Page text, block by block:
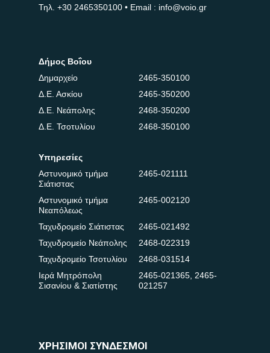
Τηλ. +30 2465350100 • Email : info@voio.gr
Δήμος Βοΐου
Δημαρχείο
2465-350100
Δ.Ε. Ασκίου
2465-350200
Δ.Ε. Νεάπολης
2468-350200
Δ.Ε. Τσοτυλίου
2468-350100
Υπηρεσίες
Αστυνομικό τμήμα
Σιάτιστας
2465-021111
Αστυνομικό τμήμα
Νεαπόλεως
2465-002120
Ταχυδρομείο Σιάτιστας
2465-021492
Ταχυδρομείο Νεάπολης
2468-022319
Ταχυδρομείο Τσοτυλίου
2468-031514
Ιερά Μητρόπολη
Σισανίου & Σιατίστης
2465-021365, 2465-
021257
ΧΡΗΣΙΜΟΙ ΣΥΝΔΕΣΜΟΙ